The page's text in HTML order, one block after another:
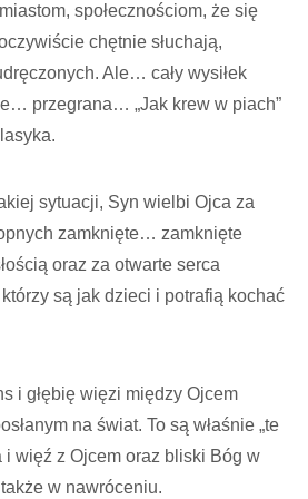
społecznościom, że się
chętnie słuchają,
Ale… cały wysiłek
przegrana… „Jak krew w piach”
sytuacji, Syn wielbi Ojca za
zamknięte… zamknięte
oraz za otwarte serca
którzy są jak dzieci i potrafią kochać
i głębię więzi między Ojcem
na świat. To są właśnie „te
i więź z Ojcem oraz bliski Bóg w
w nawróceniu.